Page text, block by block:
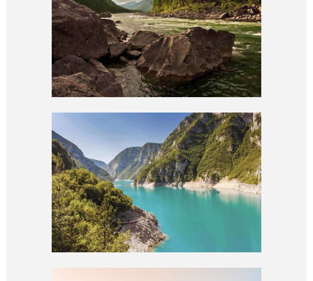
URBAN TAKES
abstract / conceptual
PORTRAITS
abstract / outdoor